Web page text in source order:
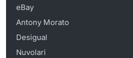
eBay
Antony Morato
Desigual
Nuvolari